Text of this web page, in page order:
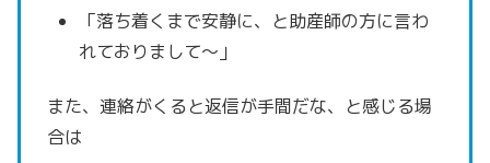
「落ち着くまで安静に、と助産師の方に言わ
れておりまして～」
また、連絡がくると返信が手間だな、と感じる場
合は